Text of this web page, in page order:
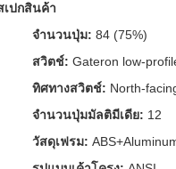
เปกสินค้า
จำนวนปุ่ม: 84 (75%)
สวิตช์: Gateron low-
ทิศทางสวิตช์: North-
จำนวนปุ่มมัลติมีเดีย: 12
วัสดุเฟรม: